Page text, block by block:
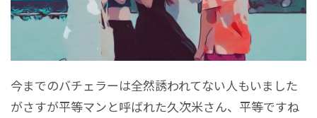
今までのバチェラーは全然誘われてない人もいました
がさすが平等マンと呼ばれた久次米さん、平等ですね